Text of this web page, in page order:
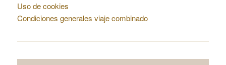
Uso de cookies
Condiciones generales viaje combinado